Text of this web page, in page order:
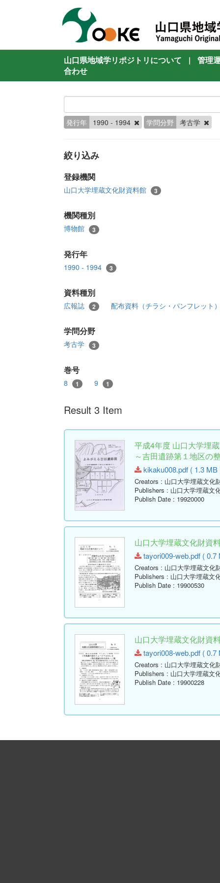
山口県地域学リポジトリについて |
管理
合わせ
発行年 1990 - 1994 学問分野 考古学
絞り込み
登録機関
山口大学埋蔵文化財資料館 3
機関種別
博物館 3
発行年
1990 - 1994 3
資料種別
広報誌 2 配布資料（チラシ・パンフレット
学問分野
考古学 3
巻号
8 1 9 1
Result 3 Item
平成4年度 山口大学埋
～吉田遺跡第１地区の
kikaku008.pdf ( 1.3 MB
Creators : 山口大学埋蔵文化
Publishers : 山口大学埋蔵文
Publish Date : 19920000
山口大学埋蔵文化財資
tayori009-web.pdf ( 0.7
Creators : 山口大学埋蔵文化
Publishers : 山口大学埋蔵文
Publish Date : 19900530
山口大学埋蔵文化財資
tayori008-web.pdf ( 0.7
Creators : 山口大学埋蔵文化
Publishers : 山口大学埋蔵文
Publish Date : 19900228